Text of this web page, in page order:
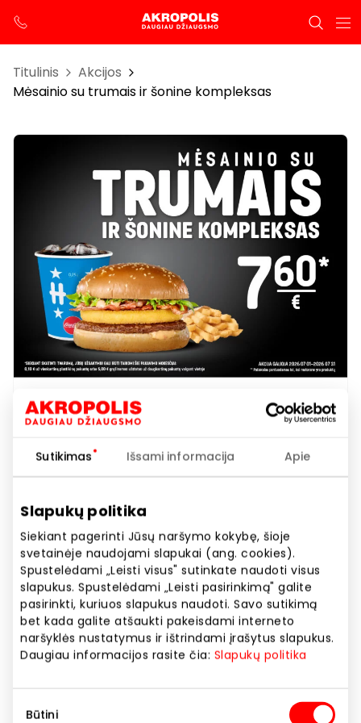
Sutikimas Išsami informacija Apie
Slapukų politika
Siekiant pagerinti Jūsų naršymo kokybę, šioje
svetainėje naudojami slapukai (ang. cookies).
Spustelėdami „Leisti visus" sutinkate naudoti visus
slapukus. Spustelėdami „Leisti pasirinkimą" galite
pasirinkti, kuriuos slapukus naudoti. Savo sutikimą
bet kada galite atšaukti pakeisdami interneto
naršyklės nustatymus ir ištrindami įrašytus slapukus.
Daugiau informacijos rasite čia: Slapukų politika
Būtini
Titulinis
Akcijos
Mėsainio su trumais ir šonine kompleksas
Mėsainio su trumais ir šonine
kompleksas
Akcijos trukmė
Nuo 2026.07.01iki2026.07.31
Rodyti lokaciją žemėlapyje